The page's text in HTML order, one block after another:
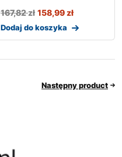
167,82zł 158,99zł
Dodaj do koszyka
Następny product